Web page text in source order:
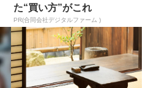
た“買い方”がこれ
PR(合同会社デジタルファーム )